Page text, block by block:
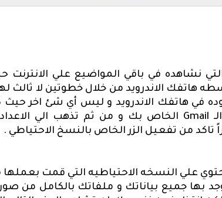
نشاهده في باقي المواضيع علي الانترنت
هاتفك الاندرويد من خلال خطوتين لا ثالث
في هاتفك الاندرويد و ليس أي شئ اخر حيث
Gmail الخاص بك و من ثم تذهب الي
تاكد من تفعيل الزر الخاص بالنسخ الاحتياطي .
علي النسخه الاحتياطيه التي قمت بعملها
بها جميع بياناتك و ملفاتك بالكامل من